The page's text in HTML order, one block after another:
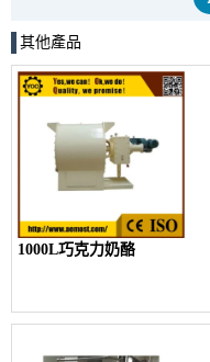
其他產品
1000L巧克力奶酪